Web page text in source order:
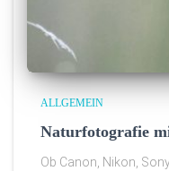
ALLGEMEIN
Naturfotografie
Ob Canon, Nikon,